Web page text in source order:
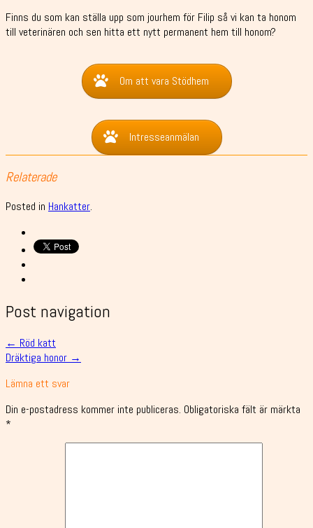
Finns du som kan ställa upp som jourhem för Filip så vi kan ta honom
till veterinären och sen hitta ett nytt permanent hem till honom?
Om att vara Stödhem
Intresseanmälan
Relaterade
Posted in Hankatter.
Post navigation
← Röd katt
Dräktiga honor →
Lämna ett svar
Din e-postadress kommer inte publiceras. Obligatoriska fält är märkta
*